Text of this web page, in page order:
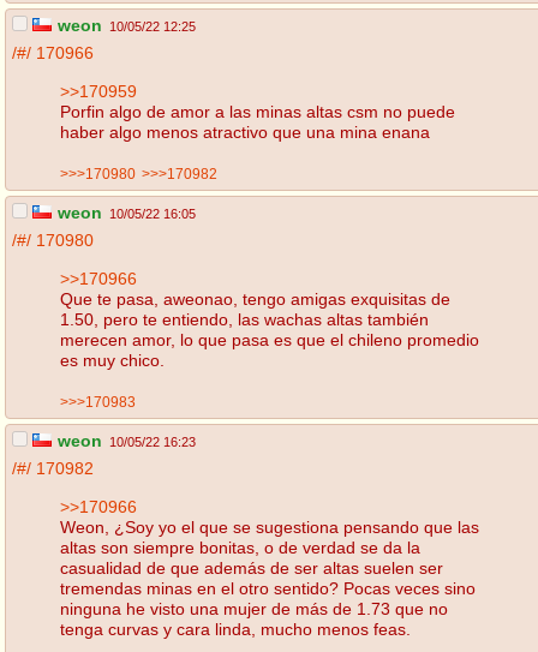
weon 10/05/22 12:25
/#/ 170966
>>170959
Porfin algo de amor a las minas altas csm no puede
haber algo menos atractivo que una mina enana
>>>170980 >>>170982
weon 10/05/22 16:05
/#/ 170980
>>170966
Que te pasa, aweonao, tengo amigas exquisitas de
1.50, pero te entiendo, las wachas altas también
merecen amor, lo que pasa es que el chileno promedio
es muy chico.
>>>170983
weon 10/05/22 16:23
/#/ 170982
>>170966
Weon, ¿Soy yo el que se sugestiona pensando que las
altas son siempre bonitas, o de verdad se da la
casualidad de que además de ser altas suelen ser
tremendas minas en el otro sentido? Pocas veces sino
ninguna he visto una mujer de más de 1.73 que no
tenga curvas y cara linda, mucho menos feas.